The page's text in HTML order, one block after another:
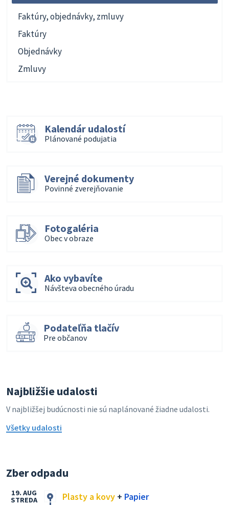
Faktúry, objednávky, zmluvy
Faktúry
Objednávky
Zmluvy
Kalendár udalostí
Plánované podujatia
Verejné dokumenty
Povinné zverejňovanie
Fotogaléria
Obec v obraze
Ako vybavíte
Návšteva obecného úradu
Podateľňa tlačív
Pre občanov
Najbližšie udalosti
V najbližšej budúcnosti nie sú naplánované žiadne udalosti.
Všetky udalosti
Zber odpadu
Plasty a kovy + Papier
19. AUG
STREDA